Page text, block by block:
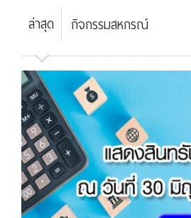
ล่าสุด กิจกรรมสหกรณ์